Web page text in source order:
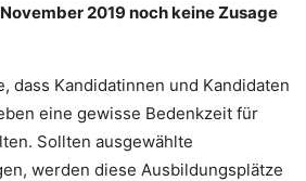
2019 noch keine Zusage
dass Kandidatinnen und Kandidaten
eine gewisse Bedenkzeit für
Sollten ausgewählte
werden diese Ausbildungsplätze